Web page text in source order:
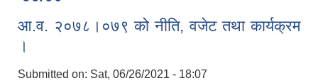
आ‍.व. २०७८।०७९ को नीति, वजेट तथा कार्यक्रम
।
Submitted on: Sat, 06/26/2021 - 18:07